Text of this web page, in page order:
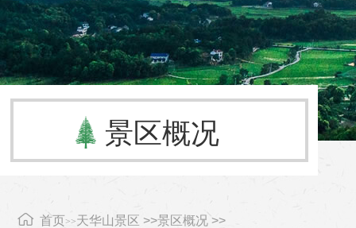
景区概况
首页>>天华山景区 >>景区概况 >>